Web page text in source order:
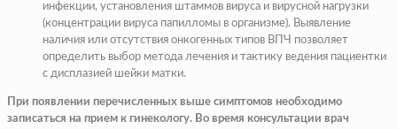
инфекции, установления штаммов вируса и вирусной нагрузки
(концентрации вируса папилломы в организме). Выявление
наличия или отсутствия онкогенных типов ВПЧ позволяет
определить выбор метода лечения и тактику ведения пациентки
с дисплазией шейки матки.
При появлении перечисленных выше симптомов необходимо
записаться на прием к гинекологу. Во время консультации врач